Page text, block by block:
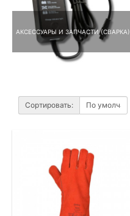
АКСЕССУАРЫ И ЗАПЧАСТИ (СВАРКА)
Сортировать: